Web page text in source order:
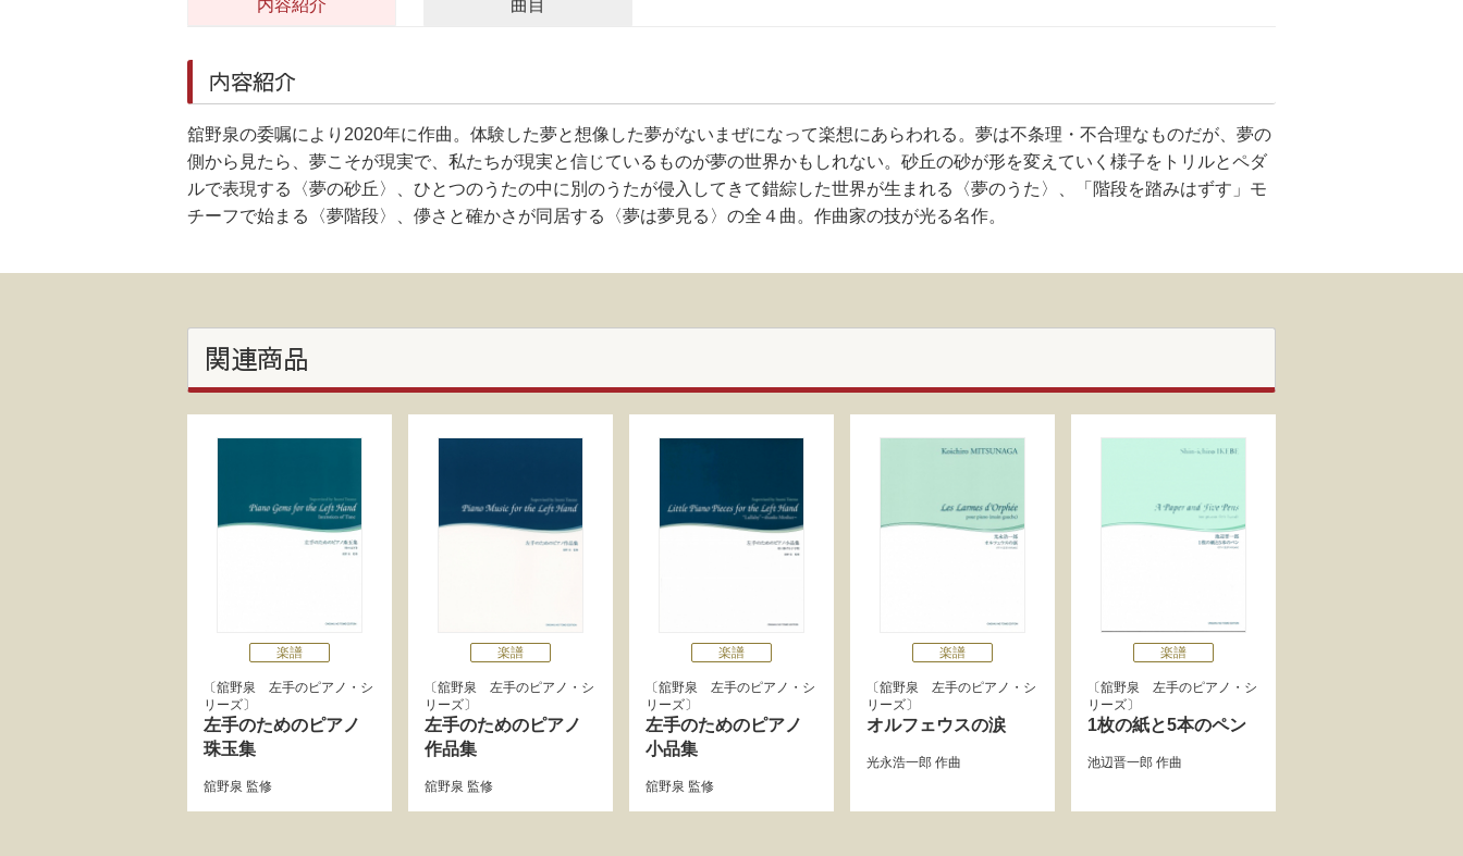
内容紹介 曲目
内容紹介
舘野泉の委嘱により2020年に作曲。体験した夢と想像した夢がないまぜになって楽想にあらわれる。夢は不条理・不合理なものだが、夢の
側から見たら、夢こそが現実で、私たちが現実と信じているものが夢の世界かもしれない。砂丘の砂が形を変えていく様子をトリルとペダ
ルで表現する〈夢の砂丘〉、ひとつのうたの中に別のうたが侵入してきて錯綜した世界が生まれる〈夢のうた〉、「階段を踏みはずす」モ
チーフで始まる〈夢階段〉、儚さと確かさが同居する〈夢は夢見る〉の全４曲。作曲家の技が光る名作。
関連商品
楽譜
舘野泉 左手のピアノ・シ
リーズ
左手のためのピアノ
珠玉集
舘野泉 監修
楽譜
舘野泉 左手のピアノ・シ
リーズ
左手のためのピアノ
作品集
舘野泉 監修
楽譜
舘野泉 左手のピアノ・シ
リーズ
左手のためのピアノ
小品集
舘野泉 監修
楽譜
舘野泉 左手のピアノ・シ
リーズ
オルフェウスの涙
光永浩一郎 作曲
楽譜
舘野泉 左手のピアノ・シ
リーズ
1枚の紙と5本のペン
池辺晋一郎 作曲